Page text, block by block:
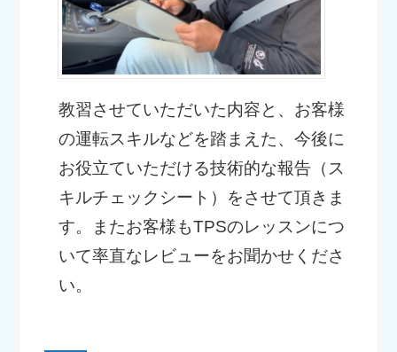
教習させていただいた内容と、お客様
の運転スキルなどを踏まえた、今後に
お役立ていただける技術的な報告（ス
キルチェックシート）をさせて頂きま
す。またお客様もTPSのレッスンにつ
いて率直なレビューをお聞かせくださ
い。